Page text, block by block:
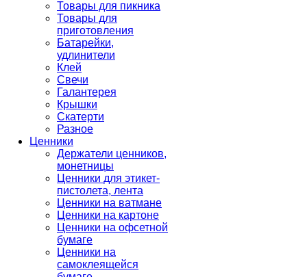
Товары для пикника
Товары для
приготовления
Батарейки,
удлинители
Клей
Свечи
Галантерея
Крышки
Скатерти
Разное
Ценники
Держатели ценников,
монетницы
Ценники для этикет-
пистолета, лента
Ценники на ватмане
Ценники на картоне
Ценники на офсетной
бумаге
Ценники на
самоклеящейся